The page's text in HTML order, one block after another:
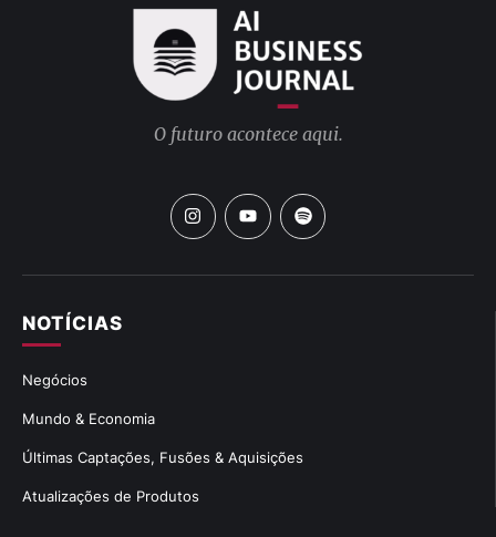
NOTÍCIAS
Negócios
Mundo & Economia
Últimas Captações, Fusões & Aquisições
Atualizações de Produtos
O futuro acontece aqui.